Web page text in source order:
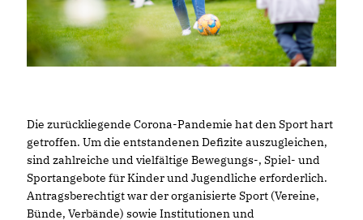
Die zurückliegende Corona-Pandemie hat den Sport hart
getroffen. Um die entstandenen Defizite auszugleichen,
sind zahlreiche und vielfältige Bewegungs-, Spiel- und
Sportangebote für Kinder und Jugendliche erforderlich.
Antragsberechtigt war der organisierte Sport (Vereine,
Bünde, Verbände) sowie Institutionen und